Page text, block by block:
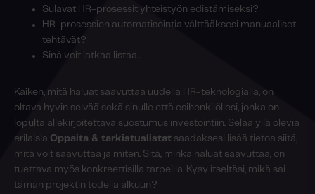
Sulavat HR-prosessit yhteistyön edistämiseksi?
HR-prosessien automatisointia välttääksesi manuaaliset
tehtävät?
Sinä voit jatkaa listaa...
Kaiken, mitä haluat saavuttaa uudella HR-teknologialla, on
oltava hyvin selvää sekä sinulle että esihenkilöllesi, jonka on
lopulta allekirjoitettava suostumus investointiin. Selaa yllä olevia
erilaisia Oppaita & tarkistuslistat saadaksesi lisää tietoa siitä,
mitä voit saavuttaa ja miten. Sitä, minkä haluat saavuttaa, on
tuettava myös konkreettisilla tarpeilla. Kysy itseltäsi, mikä sai
tämän projektin todella alkuun?